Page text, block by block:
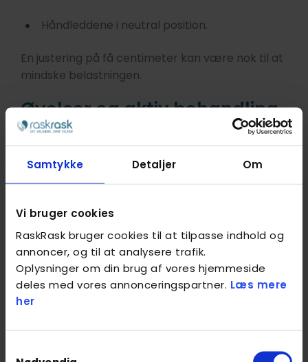
Samtykke Detaljer Om
Vi bruger cookies
RaskRask bruger cookies til at tilpasse indhold og
annoncer, og til at analysere trafik.
Oplysninger om din brug af vores hjemmeside
deles med vores annonceringspartner. Læs mere
her
Håndleddene i neutral position.
En justering på få centimeter kan være nok til at
mindske belastningen.
Øvelser og aktiv behandling
Bevægelse er en vigtig del af genoptræningen.
Strække underarm og håndled dagligt.
håndled.
Træne musklerne med en elastik.
Du kan også prøve nerveglidningsøvelser, især
hvis du mærker snurren i fingrene.